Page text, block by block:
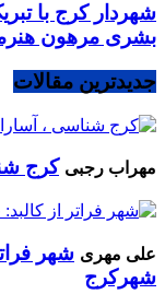
شهردار کرج با
بشری مرهون
جدیدترین مقالات
مهراب رجبی کرج
علی مهری شهر
شهرکرج